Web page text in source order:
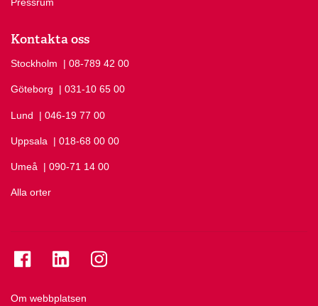
Kontakta oss
Stockholm Ring Stockholm på
| 08-789 42 00
Göteborg Ring Göteborg på
| 031-10 65 00
Lund Ring Lund på
| 046-19 77 00
Uppsala Ring Uppsala på
| 018-68 00 00
Umeå Ring Umeå på
| 090-71 14 00
Alla orter
Om webbplatsen
Se folkuniversitetet på Facebook
Se folkuniversitetet på LinkedIn